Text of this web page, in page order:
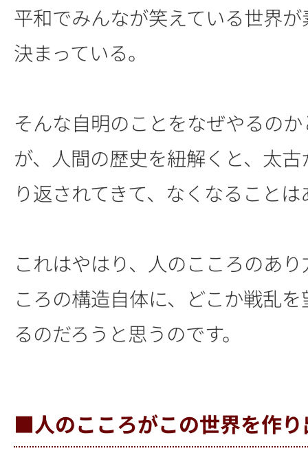
平和でみんなが笑えている世界
決まっている。
そんな自明のことをなぜやるの
が、人間の歴史を紐解くと、太
り返されてきて、なくなること
これはやはり、人のこころのあ
ころの構造自体に、どこか戦乱
るのだろうと思うのです。
■人のこころがこの世界を作